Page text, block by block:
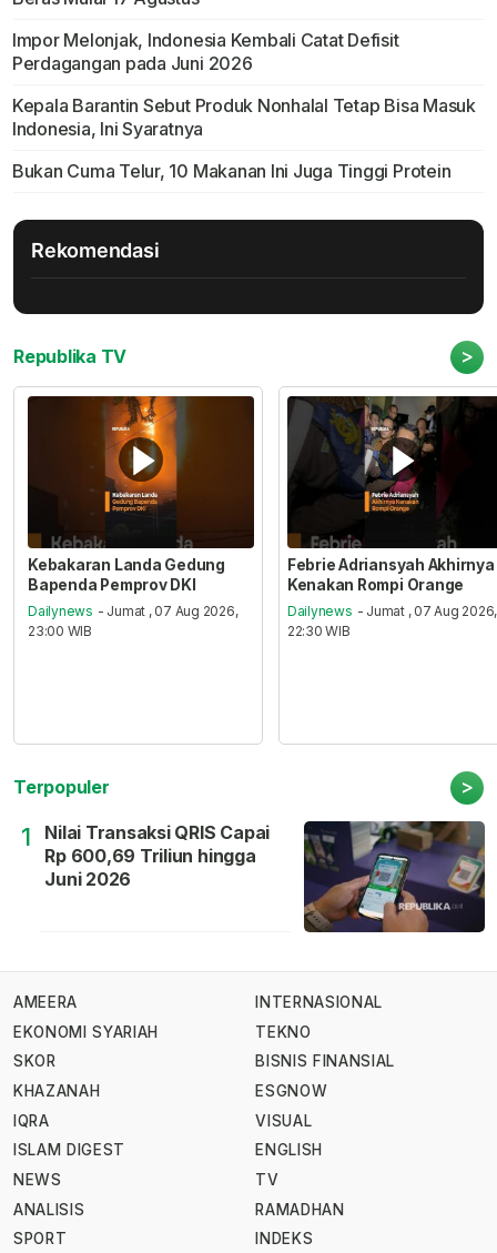
Impor Melonjak, Indonesia Kembali Catat Defisit
Perdagangan pada Juni 2026
Kepala Barantin Sebut Produk Nonhalal Tetap Bisa Masuk
Indonesia, Ini Syaratnya
Bukan Cuma Telur, 10 Makanan Ini Juga Tinggi Protein
Rekomendasi
Republika TV >
Kebakaran Landa Gedung
Bapenda Pemprov DKI
Dailynews - Jumat , 07 Aug 2026,
23:00 WIB
Febrie Adriansyah Akhirnya
Kenakan Rompi Orange
Dailynews - Jumat , 07 Aug 2026,
22:30 WIB
Terpopuler >
1
Nilai Transaksi QRIS Capai
Rp 600,69 Triliun hingga
Juni 2026
AMEERA
EKONOMI SYARIAH
SKOR
KHAZANAH
IQRA
ISLAM DIGEST
NEWS
ANALISIS
SPORT
INTERNASIONAL
TEKNO
BISNIS FINANSIAL
ESGNOW
VISUAL
ENGLISH
TV
RAMADHAN
INDEKS